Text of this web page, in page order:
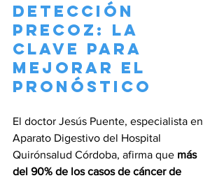
Detección
precoz: la
clave para
mejorar el
pronóstico
El doctor Jesús Puente, especialista en
Aparato Digestivo del Hospital
Quirónsalud Córdoba, afirma que más
del 90% de los casos de cáncer de